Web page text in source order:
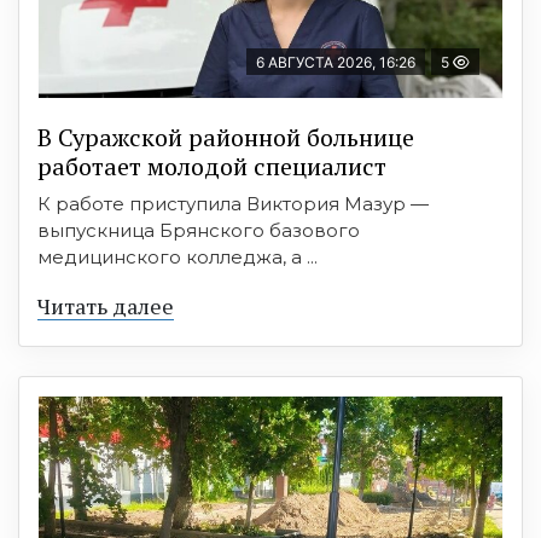
6 АВГУСТА 2026, 16:26 5
В Суражской районной больнице
работает молодой специалист
К работе приступила Виктория Мазур —
выпускница Брянского базового
медицинского колледжа, а ...
Читать далее